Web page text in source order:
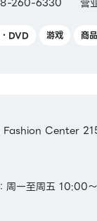
DVD 游戏 商品
Fashion Center
周一至周五